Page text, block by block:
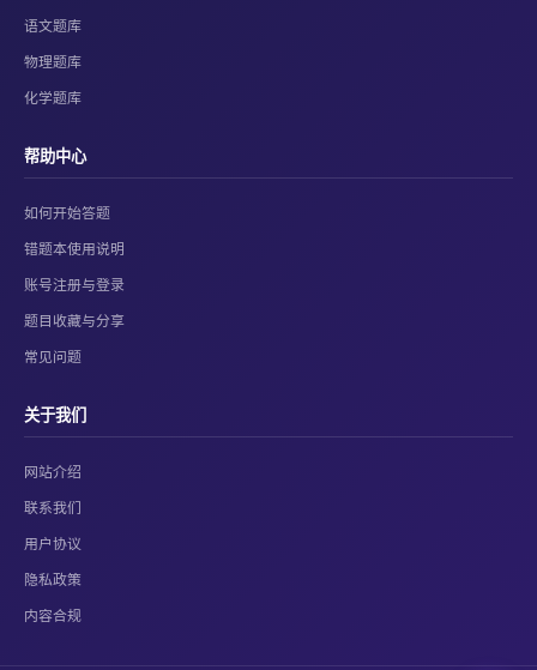
语文题库
物理题库
化学题库
帮助中心
如何开始答题
错题本使用说明
账号注册与登录
题目收藏与分享
常见问题
关于我们
网站介绍
联系我们
用户协议
隐私政策
内容合规